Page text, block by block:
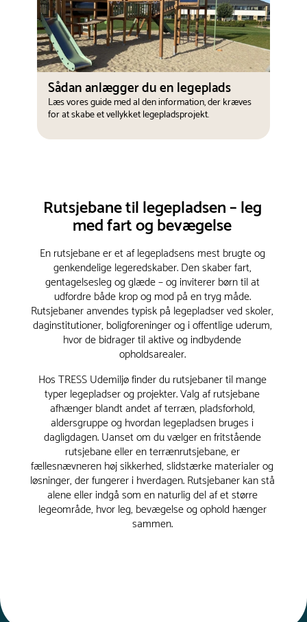
Sådan anlægger du en legeplads
Læs vores guide med al den information, der kræves
for at skabe et vellykket legepladsprojekt.
Rutsjebane til legepladsen – leg
med fart og bevægelse
En rutsjebane er et af legepladsens mest brugte og
genkendelige legeredskaber. Den skaber fart,
gentagelsesleg og glæde – og inviterer børn til at
udfordre både krop og mod på en tryg måde.
Rutsjebaner anvendes typisk på legepladser ved skoler,
daginstitutioner, boligforeninger og i offentlige uderum,
hvor de bidrager til aktive og indbydende
opholdsarealer.
Hos TRESS Udemiljø finder du rutsjebaner til mange
typer legepladser og projekter. Valg af rutsjebane
afhænger blandt andet af terræn, pladsforhold,
aldersgruppe og hvordan legepladsen bruges i
dagligdagen. Uanset om du vælger en fritstående
rutsjebane eller en terrænrutsjebane, er
fællesnævneren høj sikkerhed, slidstærke materialer og
løsninger, der fungerer i hverdagen. Rutsjebaner kan stå
alene eller indgå som en naturlig del af et større
legeområde, hvor leg, bevægelse og ophold hænger
sammen.